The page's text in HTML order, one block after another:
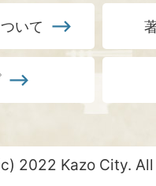
いて
2022 Kazo City.